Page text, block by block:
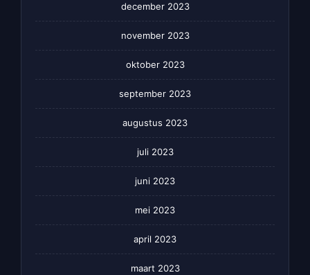
december 2023
november 2023
oktober 2023
september 2023
augustus 2023
juli 2023
juni 2023
mei 2023
april 2023
maart 2023